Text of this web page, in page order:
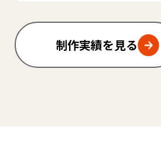
制作実績を見る